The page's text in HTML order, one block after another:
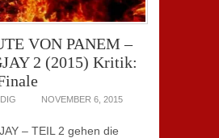
VON PANEM –
2 (2015) Kritik:
NOVEMBER 6, 2015
– TEIL 2 gehen die